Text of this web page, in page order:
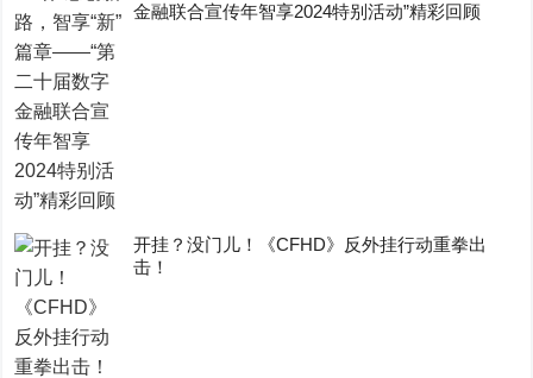
金融联合宣传年智享2024特别活动”精彩回顾
开挂？没门儿！《CFHD》反外挂行动重拳出
击！